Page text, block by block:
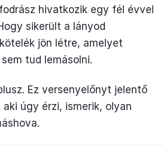
hivatkozik egy fél évvel
sikerült a lányod
jön létre, amelyet
tud lemásolni.
Ez versenyelőnyt jelentő
úgy érzi, ismerik, olyan